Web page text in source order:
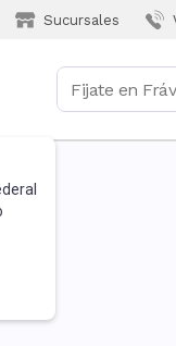
Sucursales